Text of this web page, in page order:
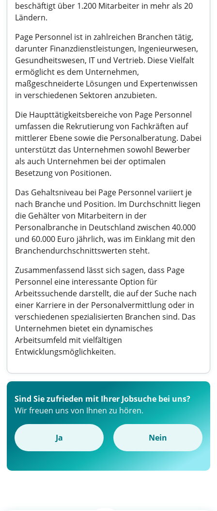
beschäftigt über 1.200 Mitarbeiter in mehr als 20
Ländern.
Page Personnel ist in zahlreichen Branchen tätig,
darunter Finanzdienstleistungen, Ingenieurwesen,
Gesundheitswesen, IT und Vertrieb. Diese Vielfalt
ermöglicht es dem Unternehmen,
maßgeschneiderte Lösungen und Expertenwissen
in verschiedenen Sektoren anzubieten.
Die Haupttätigkeitsbereiche von Page Personnel
umfassen die Rekrutierung von Fachkräften auf
mittlerer Ebene sowie die Personalberatung. Dabei
unterstützt das Unternehmen sowohl Bewerber
als auch Unternehmen bei der optimalen
Besetzung von Positionen.
Das Gehaltsniveau bei Page Personnel variiert je
nach Branche und Position. Im Durchschnitt liegen
die Gehälter von Mitarbeitern in der
Personalbranche in Deutschland zwischen 40.000
und 60.000 Euro jährlich, was im Einklang mit den
Branchendurchschnittswerten steht.
Zusammenfassend lässt sich sagen, dass Page
Personnel eine interessante Option für
Arbeitssuchende darstellt, die auf der Suche nach
einer Karriere in der Personalvermittlung oder in
verschiedenen spezialisierten Branchen sind. Das
Unternehmen bietet ein dynamisches
Arbeitsumfeld mit vielfältigen
Entwicklungsmöglichkeiten.
Sind Sie zufrieden mit Ihrer Jobsuche bei uns?
Wir freuen uns von Ihnen zu hören.
Ja Nein